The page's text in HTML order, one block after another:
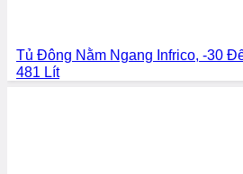
Tủ Đông Nằm Ngang Infrico, -30
481 Lít